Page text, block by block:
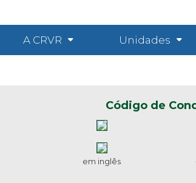
A CRVR Unidades
Código de
em inglês